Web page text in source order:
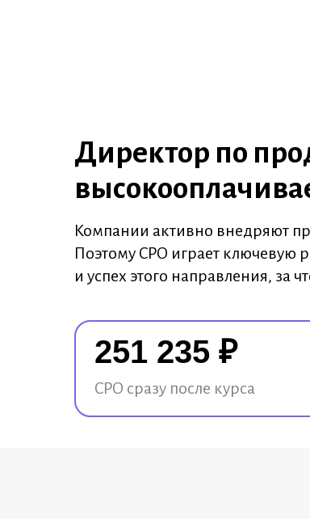
Директор по
Компании активно внедряют
Поэтому CPO играет ключевую
и успех этого направления, за
251 235 ₽
CPO сразу после курса